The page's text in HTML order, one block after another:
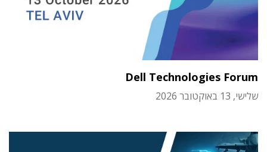
Dell Technologies Forum
שלישי, 13 באוקטובר 2026